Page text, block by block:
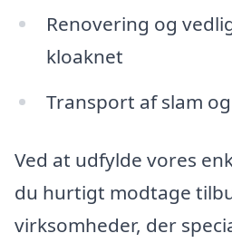
Renovering og
kloaknet
Transport af slam
Ved at udfylde vores
du hurtigt modtage
virksomheder, der